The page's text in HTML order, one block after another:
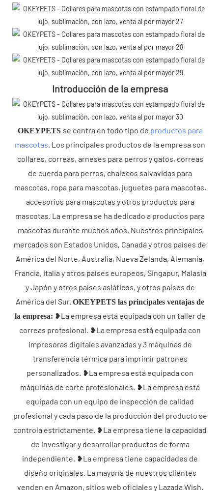
Introducción de la empresa
OKEYPETS se centra en todo tipo de productos para
mascotas. Los principales productos de la empresa son
collares, correas, arneses para perros y gatos, correas
de cuerda para perros, chalecos salvavidas para
mascotas, ropa para mascotas, juguetes para mascotas,
accesorios para mascotas y otros productos para
mascotas. La empresa se ha dedicado a productos para
mascotas durante muchos años. Nuestros principales
mercados son Estados Unidos, Canadá y otros países de
América del Norte, Australia, Nueva Zelanda, Alemania,
Francia, Italia y otros países europeos, Singapur, Malasia
y Japón y otros países asiáticos, y otros países de
América del Sur. OKEYPETS las principales ventajas de
la empresa: ❥La empresa está equipada con un taller de
correas profesional. ❥La empresa está equipada con
impresoras digitales avanzadas y 3 máquinas de
transferencia térmica para imprimir patrones
personalizados. ❥La empresa está equipada con
máquinas de corte profesionales. ❥La empresa está
equipada con un equipo de inspección de calidad
profesional y cada paso de la producción del producto se
controla estrictamente. ❥La empresa tiene la capacidad
de investigar y desarrollar productos de forma
independiente. ❥La empresa tiene capacidades de
diseño originales. La mayoría de nuestros clientes
venden en Amazon, sitios web oficiales y Lazada Wish.